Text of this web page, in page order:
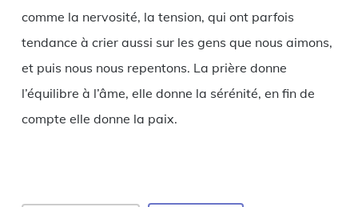
comme la nervosité, la tension, qui ont parfois
tendance à crier aussi sur les gens que nous aimons,
et puis nous nous repentons. La prière donne
l’équilibre à l’âme, elle donne la sérénité, en fin de
compte elle donne la paix.